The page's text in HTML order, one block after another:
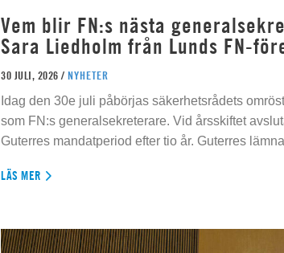
Vem blir FN:s nästa
Sara Liedholm från Lunds FN-
30 JULI, 2026 / NYHETER
Idag den 30e juli påbörjas säkerhetsrådets
som FN:s generalsekreterare. Vid årsskiftet
Guterres mandatperiod efter tio år. Guterres
LÄS MER